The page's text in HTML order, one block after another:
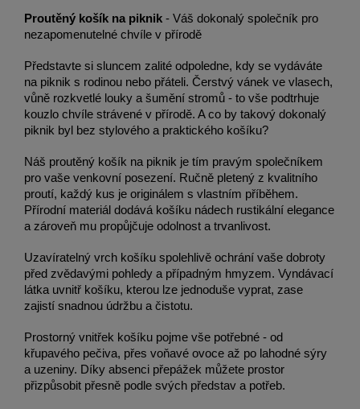
Proutěný košík na piknik - Váš dokonalý společník pro
nezapomenutelné chvíle v přírodě
Představte si sluncem zalité odpoledne, kdy se vydáváte
na piknik s rodinou nebo přáteli. Čerstvý vánek ve vlasech,
vůně rozkvetlé louky a šumění stromů - to vše podtrhuje
kouzlo chvíle strávené v přírodě. A co by takový dokonalý
piknik byl bez stylového a praktického košíku?
Náš proutěný košík na piknik je tím pravým společníkem
pro vaše venkovní posezení. Ručně pletený z kvalitního
proutí, každý kus je originálem s vlastním příběhem.
Přírodní materiál dodává košíku nádech rustikální elegance
a zároveň mu propůjčuje odolnost a trvanlivost.
Uzavíratelný vrch košíku spolehlivě ochrání vaše dobroty
před zvědavými pohledy a případným hmyzem. Vyndávací
látka uvnitř košíku, kterou lze jednoduše vyprat, zase
zajistí snadnou údržbu a čistotu.
Prostorný vnitřek košíku pojme vše potřebné - od
křupavého pečiva, přes voňavé ovoce až po lahodné sýry
a uzeniny. Díky absenci přepážek můžete prostor
přizpůsobit přesně podle svých představ a potřeb.